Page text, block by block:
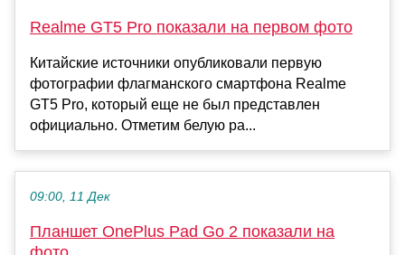
Realme GT5 Pro показали на первом фото
Китайские источники опубликовали первую
фотографии флагманского смартфона Realme
GT5 Pro, который еще не был представлен
официально. Отметим белую ра...
09:00, 11 Дек
Планшет OnePlus Pad Go 2 показали на